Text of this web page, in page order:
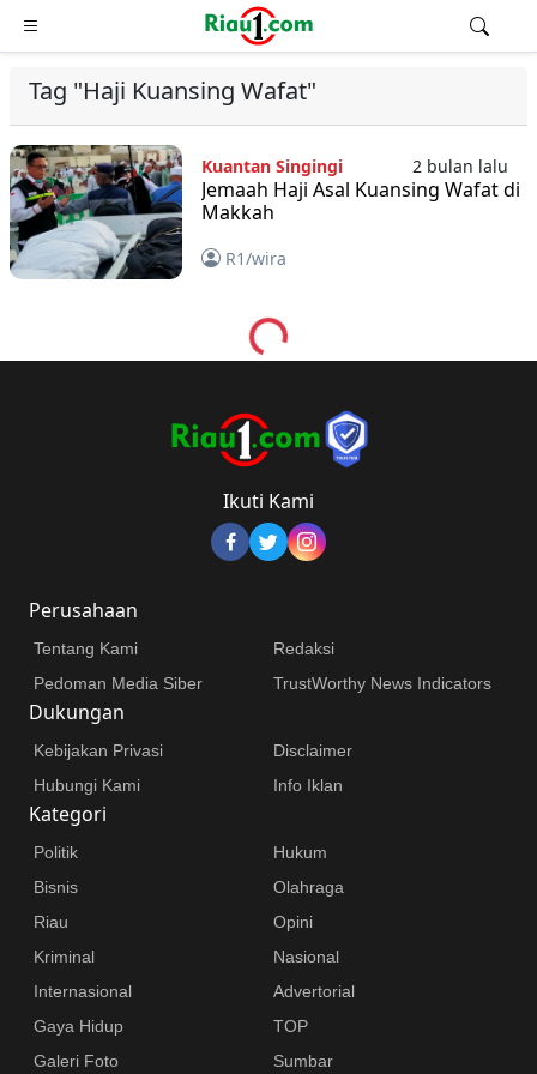
Tag "Haji Kuansing Wafat"
Kuantan Singingi 2 bulan lalu
Jemaah Haji Asal Kuansing Wafat di
Makkah
R1/wira
Loading...
Ikuti Kami
Perusahaan
Tentang Kami
Redaksi
Pedoman Media Siber
TrustWorthy News Indicators
Dukungan
Kebijakan Privasi
Disclaimer
Hubungi Kami
Info Iklan
Kategori
Politik
Hukum
Bisnis
Olahraga
Riau
Opini
Kriminal
Nasional
Internasional
Advertorial
Gaya Hidup
TOP
Galeri Foto
Sumbar